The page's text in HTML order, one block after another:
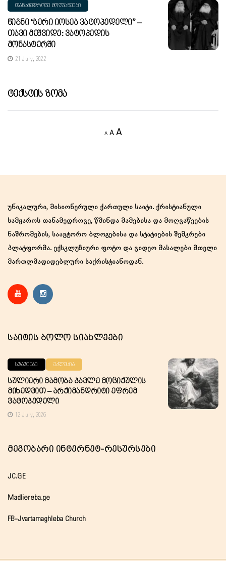
ᲗᲐᲜᲐᲛᲔᲓᲠᲝᲕᲔ ᲛᲝᲦᲕᲐᲬᲔᲔᲑᲘ
Წიგნი “ბერი Იოსებ Ვატოპედელი” –
Თავი Მეშვიდე: Ვატოპედის
Მონასტერში
21 July, 2022
Ტექსტის Ზომა
A
Decrease
A Reset
AIncrease
უნიკალური, მისიონერული ქართული საიტი. ქრისტიანული
სამყაროს თანამედროვე, წმინდა მამებისა და მოღვაწეების
ნაშრომების, საავტორო ბლოგებისა და სტატიების შემკრები
პლატფორმა. ექსკლუზიური ფოტო და ვიდეო მასალები მთელი
მართლმადიდებლური საქრისტიანოდან.
Საიტის Ბოლო Სიახლეები
ᲡᲢᲐᲢᲘᲔᲑᲘ ᲔᲙᲚᲔᲡᲘᲐ
Სულიერი Მამობა Პავლე Მოციქულის
Მიხედვით – Არქიმანდრიტი Ეფრემ
Ვატოპედელი
12 July, 2026
Მეგობარი Ინტერნეტ-Რესურსები
JC.GE
Madliereba.ge
FB-Jvartamaghleba Church